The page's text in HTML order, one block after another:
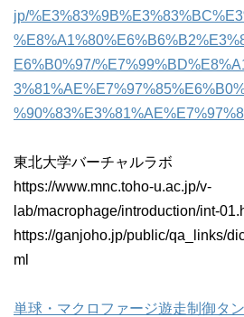
jp/
E6%B0%97/
東北大学バーチャルラボ
https://www.mnc.toho-u.ac.jp/v-
lab/macrophage/introduction/int-
https://ganjoho.jp/public/qa_links/
ml
単球・マクロファージ遊走制御タ